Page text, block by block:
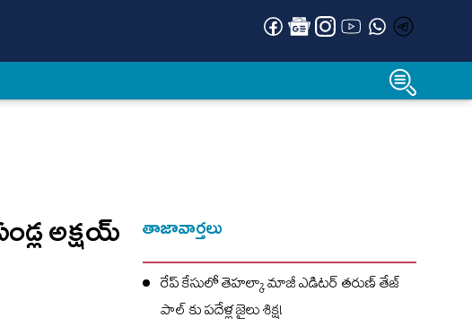
అక్ష‌య్
తాజావార్తలు
రేప్ కేసులో తెహల్కా మాజీ ఎడిటర్ తరుణ్ తేజ్
పాల్ కు పదేళ్ల జైలు శిక్ష!